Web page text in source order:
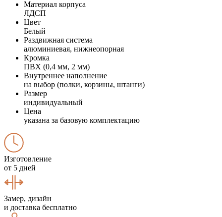
Материал корпуса
ЛДСП
Цвет
Белый
Раздвижная система
алюминиевая, нижнеопорная
Кромка
ПВХ (0,4 мм, 2 мм)
Внутреннее наполнение
на выбор (полки, корзины, штанги)
Размер
индивидуальный
Цена
указана за базовую комплектацию
Изготовление
от 5 дней
Замер, дизайн
и доставка бесплатно